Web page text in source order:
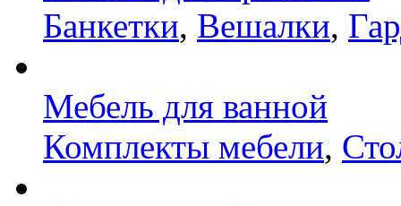
Банкетки, Вешалки,
Мебель для ванной
Комплекты мебели,